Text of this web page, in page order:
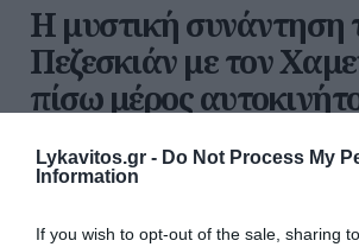
Lykavitos.gr - Do Not Process My
Information
If you wish to opt-out of the sale, sharing
Η μυστική συνάντηση
Πεζεσκιάν με τον
πίσω μέρος
Μυστική συνάντηση
ηγέτης της Ισλαμικής